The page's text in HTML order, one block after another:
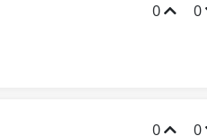
0 0
0 0